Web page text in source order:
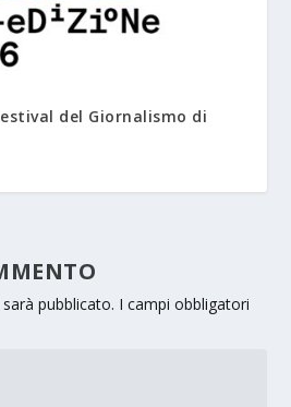
del Giornalismo di
pubblicato. I campi obbligatori